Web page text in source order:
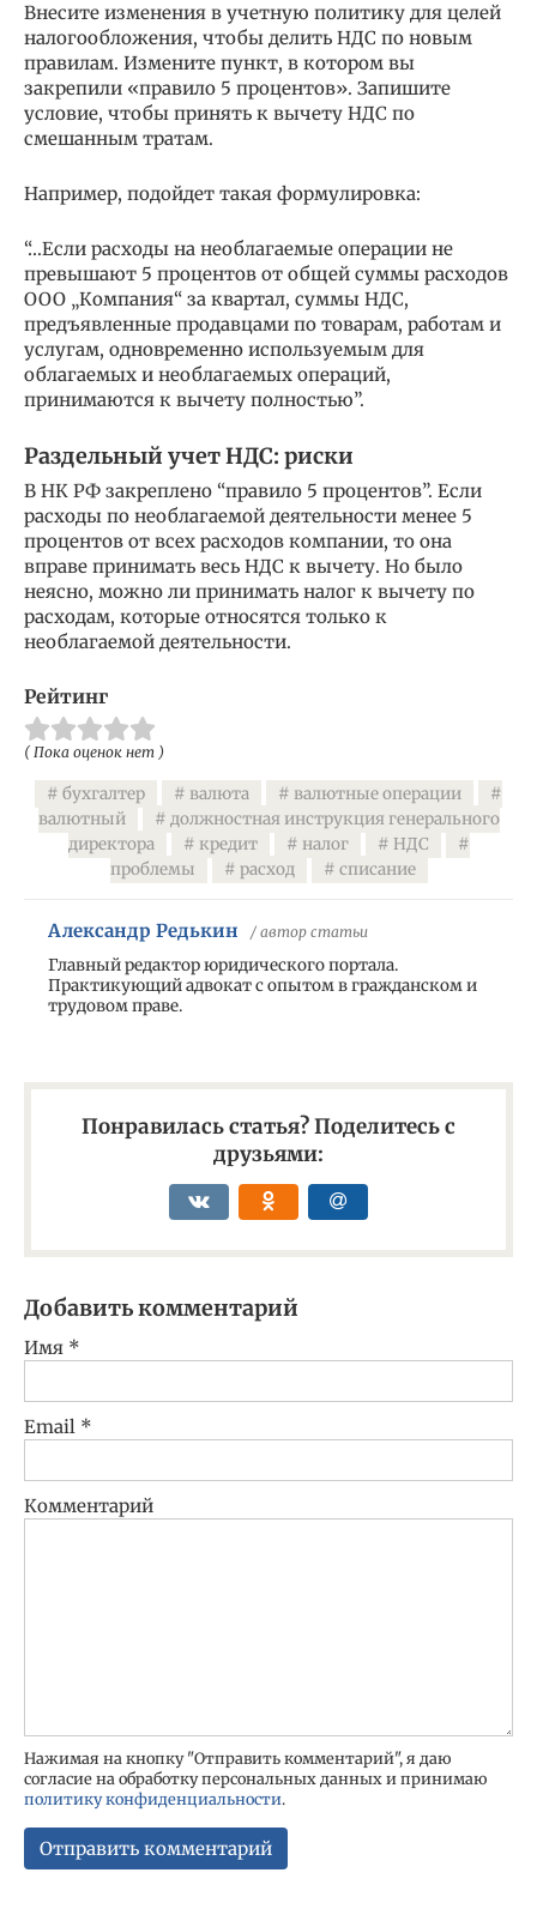
Внесите изменения в учетную политику для целей
налогообложения, чтобы делить НДС по новым
правилам. Измените пункт, в котором вы
закрепили «правило 5 процентов». Запишите
условие, чтобы принять к вычету НДС по
смешанным тратам.
Например, подойдет такая формулировка:
“…Если расходы на необлагаемые операции не
превышают 5 процентов от общей суммы расходов
ООО „Компания“ за квартал, суммы НДС,
предъявленные продавцами по товарам, работам и
услугам, одновременно используемым для
облагаемых и необлагаемых операций,
принимаются к вычету полностью”.
Раздельный учет НДС: риски
В НК РФ закреплено “правило 5 процентов”. Если
расходы по необлагаемой деятельности менее 5
процентов от всех расходов компании, то она
вправе принимать весь НДС к вычету. Но было
неясно, можно ли принимать налог к вычету по
расходам, которые относятся только к
необлагаемой деятельности.
Рейтинг
( Пока оценок нет )
бухгалтер валюта
валютные операции
валютный
должностная инструкция генерального
директора
кредит налог
НДС
проблемы
расход списание
Александр Редькин / автор статьи
Главный редактор юридического портала.
Практикующий адвокат с опытом в гражданском и
трудовом праве.
Понравилась статья? Поделитесь с
друзьями:
Добавить комментарий
Имя *
Email *
Комментарий
Нажимая на кнопку "Отправить комментарий", я даю
согласие на обработку персональных данных и принимаю
политику конфиденциальности.